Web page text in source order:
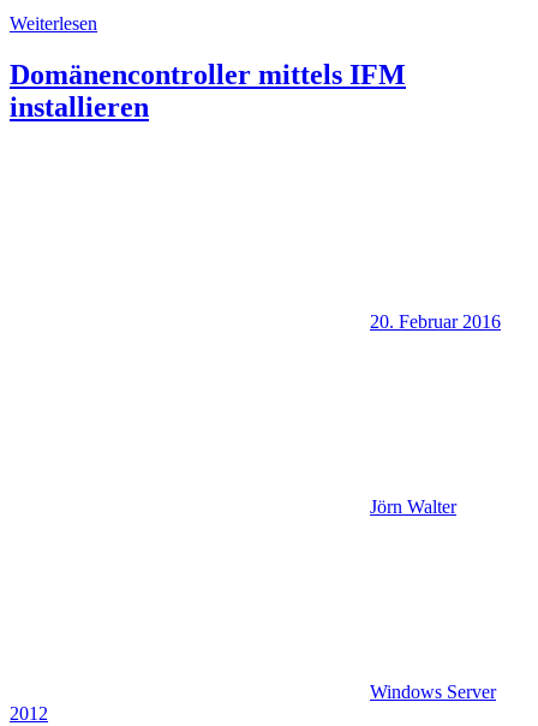
Weiterlesen
Domänencontroller mittels IFM
installieren
20. Februar 2016
Jörn Walter
Windows Server
2012